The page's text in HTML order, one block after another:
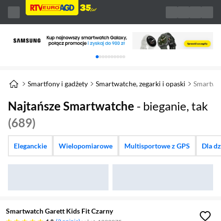
Karuzela z banerami, aktualny element 1 z
Smartfony i gadżety Smartwatche, zegarki i opaski
Najtańsze Smartwatche - bieganie, tak
(689)
Eleganckie Wielopomiarowe Multisportowe z GPS Dla
Smartwatch Garett Kids Fit Czarny